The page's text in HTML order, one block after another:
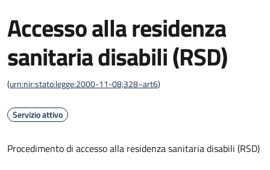
Accesso alla residenza
sanitaria disabili (RSD)
(urn:nir:stato:legge:2000-11-08;328~art6)
Servizio attivo
Procedimento di accesso alla residenza sanitaria disabili (RSD)